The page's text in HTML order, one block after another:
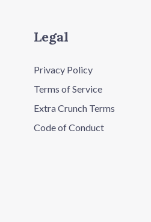
Legal
Privacy Policy
Terms of Service
Extra Crunch Terms
Code of Conduct